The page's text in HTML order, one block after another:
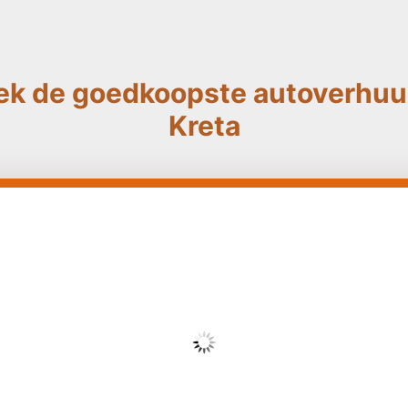
de goedkoopste
Kreta